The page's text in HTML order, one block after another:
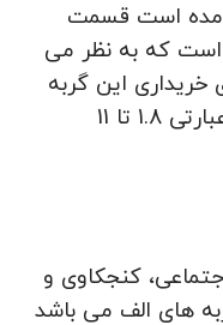
آمده است قسمت
است که به نظر می
خریداری این گربه
بین 500 تا 3000 هزار دلار یا به عبارتی 1.8 تا 11
کنجکاوی و
های الف می باشد